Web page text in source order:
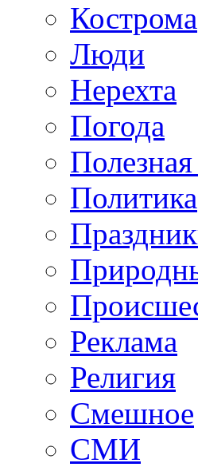
Кострома
Люди
Нерехта
Погода
Политика
Реклама
Религия
Смешное
СМИ